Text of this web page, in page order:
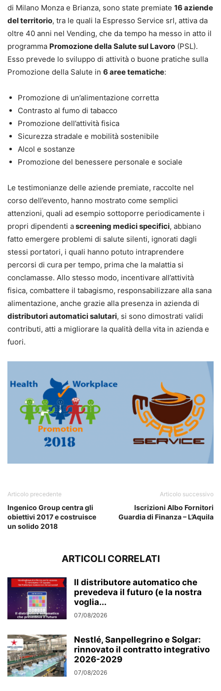
di Milano Monza e Brianza, sono state premiate 16 aziende
del territorio, tra le quali la Espresso Service srl, attiva da
oltre 40 anni nel Vending, che da tempo ha messo in atto il
programma Promozione della Salute sul Lavoro (PSL).
Esso prevede lo sviluppo di attività o buone pratiche sulla
Promozione della Salute in 6 aree tematiche:
Promozione di un’alimentazione corretta
Contrasto al fumo di tabacco
Promozione dell’attività fisica
Sicurezza stradale e mobilità sostenibile
Alcol e sostanze
Promozione del benessere personale e sociale
Le testimonianze delle aziende premiate, raccolte nel
corso dell’evento, hanno mostrato come semplici
attenzioni, quali ad esempio sottoporre periodicamente i
propri dipendenti ascreening medici specifici, abbiano
fatto emergere problemi di salute silenti, ignorati dagli
stessi portatori, i quali hanno potuto intraprendere
percorsi di cura per tempo, prima che la malattia si
conclamasse. Allo stesso modo, incentivare all’attività
fisica, combattere il tabagismo, responsabilizzare alla sana
alimentazione, anche grazie alla presenza in azienda di
distributori automatici salutari, si sono dimostrati validi
contributi, atti a migliorare la qualità della vita in azienda e
fuori.
Articolo precedente
Ingenico Group centra gli
obiettivi 2017 e costruisce
un solido 2018
Articolo successivo
Iscrizioni Albo Fornitori
Guardia di Finanza – L’Aquila
ARTICOLI CORRELATI
Il distributore automatico che
prevedeva il futuro (e la nostra
voglia...
07/08/2026
Nestlé, Sanpellegrino e Solgar:
rinnovato il contratto integrativo
2026-2029
07/08/2026